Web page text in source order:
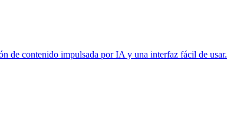
de contenido impulsada por IA y una interfaz fácil de usar.